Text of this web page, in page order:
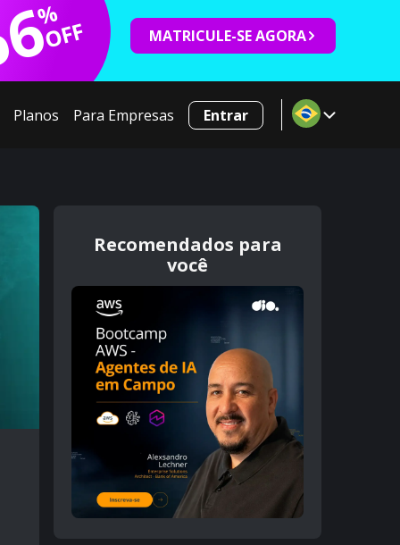
%
OFF MATRICULE-SE AGORA
Planos Para Empresas Entrar
Recomendados para
você